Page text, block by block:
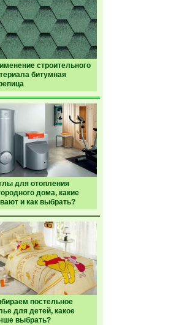
строительного
битумная
для отопления
дома, какие
и как выбрать?
постельное
для детей, какое
выбрать?